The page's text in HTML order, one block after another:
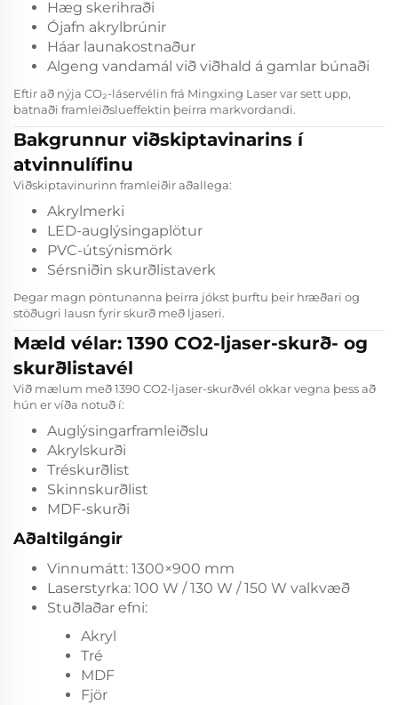
Hæg skerihraði
Ójafn akrylbrúnir
Háar launakostnaður
Algeng vandamál við viðhald á gamlar búnaði
Eftir að nýja CO₂-láservélin frá Mingxing Laser var sett upp,
batnaði framleiðslueffektin þeirra markvordandi.
Bakgrunnur viðskiptavinarins í
atvinnulífinu
Viðskiptavinurinn framleiðir aðallega:
Akrylmerki
LED-auglýsingaplötur
PVC-útsýnismörk
Sérsniðin skurðlistaverk
Þegar magn pöntunanna þeirra jókst þurftu þeir hræðari og
stöðugri lausn fyrir skurð með ljaseri.
Mæld vélar: 1390 CO2-ljaser-skurð- og
skurðlistavél
Við mælum með 1390 CO2-ljaser-skurðvél okkar vegna þess að
hún er víða notuð í:
Auglýsingarframleiðslu
Akrylskurði
Tréskurðlist
Skinnskurðlist
MDF-skurði
Aðaltilgángir
Vinnumátt: 1300×900 mm
Laserstyrka: 100 W / 130 W / 150 W valkvæð
Stuðlaðar efni:
Akryl
Tré
MDF
Fjör